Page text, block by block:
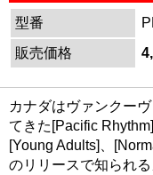
型番
販売価格
カナダはヴァンクー
てきた[Pacific
[Young Adults]、
のリリースで知られ